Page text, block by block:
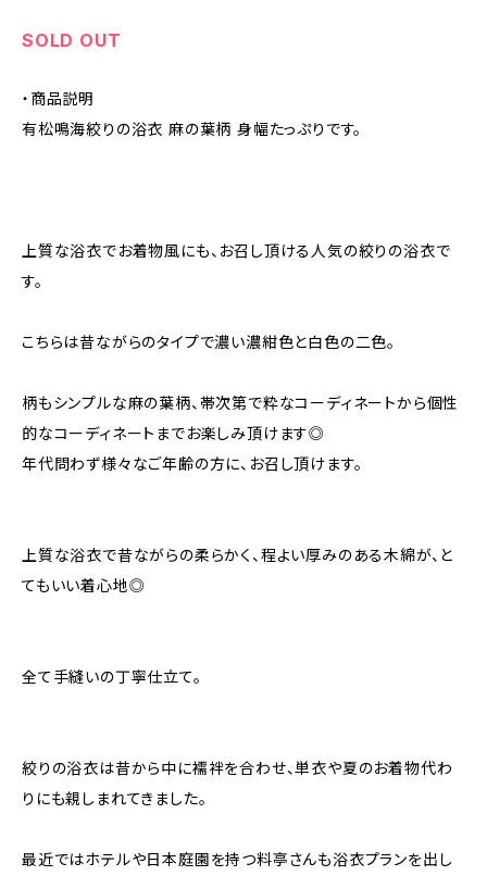
SOLD OUT
・商品説明
有松鳴海絞りの浴衣 麻の葉柄 身幅たっぷりです。
上質な浴衣でお着物風にも、お召し頂ける人気の絞りの浴衣で
す。
こちらは昔ながらのタイプで濃い濃紺色と白色の二色。
柄もシンプルな麻の葉柄、帯次第で粋なコーディネートから個性
的なコーディネートまでお楽しみ頂けます◎
年代問わず様々なご年齢の方に、お召し頂けます。
上質な浴衣で昔ながらの柔らかく、程よい厚みのある木綿が、と
てもいい着心地◎
全て手縫いの丁寧仕立て。
絞りの浴衣は昔から中に襦袢を合わせ、単衣や夏のお着物代わ
りにも親しまれてきました。
最近ではホテルや日本庭園を持つ料亭さんも浴衣プランを出し